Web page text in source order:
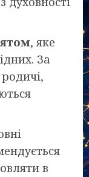
, яке
За
в